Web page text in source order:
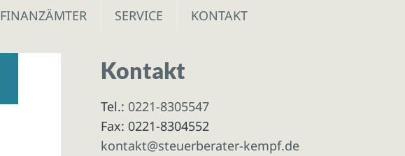
FINANZÄMTER SERVICE KONTAKT
Kontakt
Tel.: 0221-8305547
Fax: 0221-8304552
kontakt@steuerberater-kempf.de